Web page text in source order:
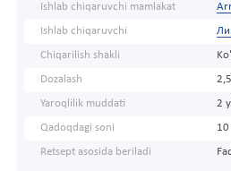
Ishlab chiqaruvchi mamlakat
Ishlab chiqaruvchi
Chiqarilish shakli
Dozalash
Yaroqlilik muddati 2
Qadoqdagi soni 10
Retsept asosida beriladi